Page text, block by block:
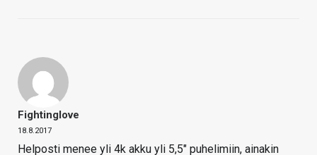
Fightinglove
18.8.2017
Helposti menee yli 4k akku yli 5,5″ puhelimiin, ainakin